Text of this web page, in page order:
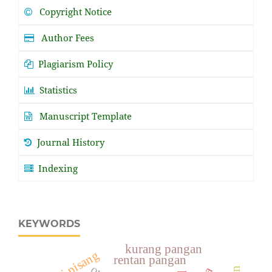
Copyright Notice
Author Fees
Plagiarism Policy
Statistics
Manuscript Template
Journal History
Indexing
KEYWORDS
rentan pangan
kurang pangan